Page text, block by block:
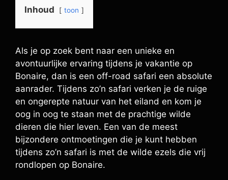
Inhoud toon
Als je op zoek bent naar een unieke en
avontuurlijke ervaring tijdens je vakantie op
Bonaire, dan is een off-road safari een absolute
aanrader. Tijdens zo’n safari verken je de ruige
en ongerepte natuur van het eiland en kom je
oog in oog te staan met de prachtige wilde
dieren die hier leven. Een van de meest
bijzondere ontmoetingen die je kunt hebben
tijdens zo’n safari is met de wilde ezels die vrij
rondlopen op Bonaire.